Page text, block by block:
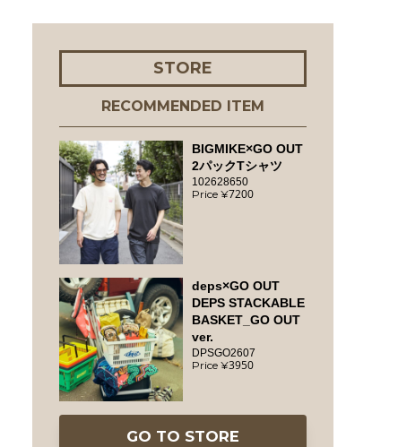
STORE
RECOMMENDED ITEM
BIGMIKE×GO OUT
2パックTシャツ
102628650
7200
deps×GO OUT
DEPS STACKABLE
BASKET_GO OUT
ver.
DPSGO2607
3950
GO TO STORE